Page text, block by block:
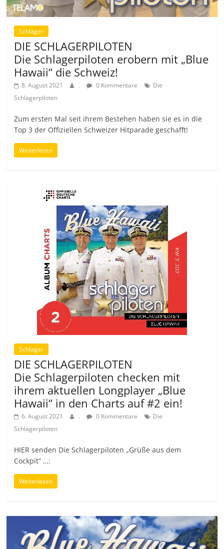
Schlager
DIE SCHLAGERPILOTEN
Die Schlagerpiloten erobern mit „Blue
Hawaii“ die Schweiz!
8. August 2021 . 0 Kommentare
Die
Schlagerpiloten
Zum ersten Mal seit ihrem Bestehen haben sie es in die
Top 3 der Offiziellen Schweizer Hitparade geschafft!
Weiterlesen
Schlager
DIE SCHLAGERPILOTEN
Die Schlagerpiloten checken mit
ihrem aktuellen Longplayer „Blue
Hawaii“ in den Charts auf #2 ein!
6. August 2021 . 0 Kommentare
Die
Schlagerpiloten
HIER senden Die Schlagerpiloten „Grüße aus dem
Cockpit“ …:
Weiterlesen